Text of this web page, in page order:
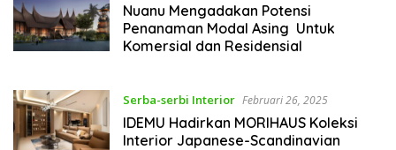
Nuanu Mengadakan Potensi
Penanaman Modal Asing Untuk
Komersial dan Residensial
Serba-serbi Interior Februari 26, 2025
IDEMU Hadirkan MORIHAUS Koleksi
Interior Japanese-Scandinavian